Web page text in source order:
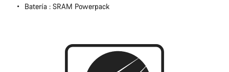
Batería : SRAM Powerpack